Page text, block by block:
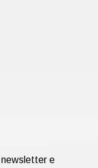
newsletter e